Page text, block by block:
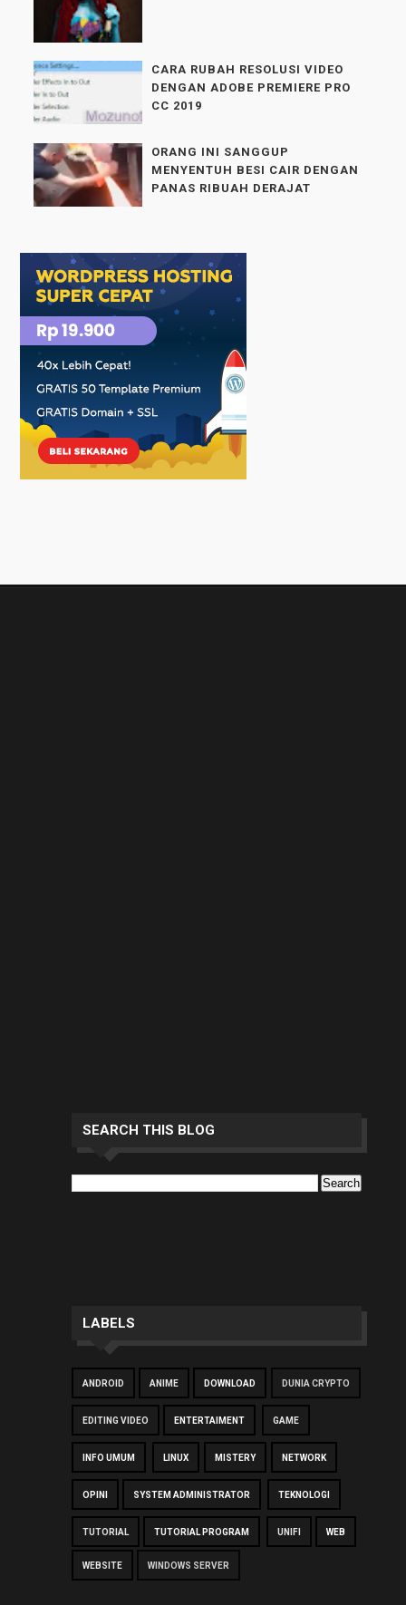
CARA RUBAH RESOLUSI VIDEO
DENGAN ADOBE PREMIERE PRO
CC 2019
ORANG INI SANGGUP
MENYENTUH BESI CAIR DENGAN
PANAS RIBUAH DERAJAT
SEARCH THIS BLOG
LABELS
ANDROID ANIME DOWNLOAD DUNIA CRYPTO
EDITING VIDEO ENTERTAIMENT GAME
INFO UMUM LINUX MISTERY NETWORK
OPINI SYSTEM ADMINISTRATOR TEKNOLOGI
TUTORIAL TUTORIAL PROGRAM UNIFI WEB
WEBSITE WINDOWS SERVER